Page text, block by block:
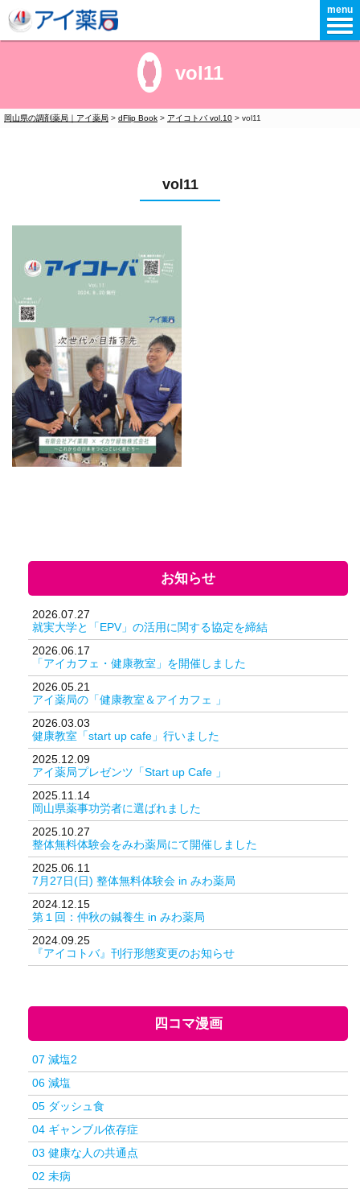
menu
vol11
岡山県の調剤薬局｜アイ薬局 > dFlip Book > アイコトバ vol.10 > vol11
vol11
お知らせ
2026.07.27
就実大学と「EPV」の活用に関する協定を締結
2026.06.17
「アイカフェ・健康教室」を開催しました
2026.05.21
アイ薬局の「健康教室＆アイカフェ 」
2026.03.03
健康教室「start up cafe」行いました
2025.12.09
アイ薬局プレゼンツ「Start up Cafe 」
2025.11.14
岡山県薬事功労者に選ばれました
2025.10.27
整体無料体験会をみわ薬局にて開催しました
2025.06.11
7月27日(日) 整体無料体験会 in みわ薬局
2024.12.15
第１回：仲秋の鍼養生 in みわ薬局
2024.09.25
『アイコトバ』刊行形態変更のお知らせ
四コマ漫画
07 減塩2
06 減塩
05 ダッシュ食
04 ギャンブル依存症
03 健康な人の共通点
02 未病